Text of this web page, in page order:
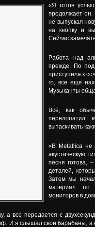
«Я готов
продолжает он.
не выпускал
на кнопку и
Сейчас
Работа над
прежде. По
приступила к
го, все еще
Музыканты
Всё, как
перелопатил
вытаскивать
«В Metallica не
акустическую
песня готова,
деталей,
Затем мы
материал по
мониторов в
а все передается с
И я слышал свои барабаны, а